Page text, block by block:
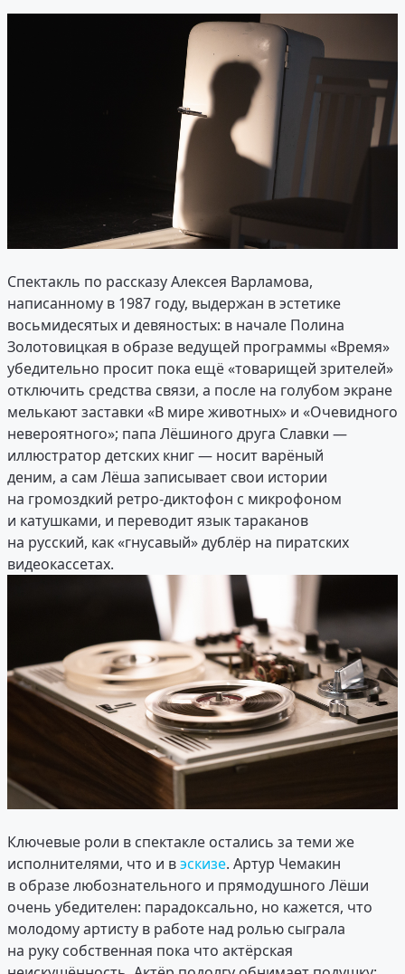
Спектакль по рассказу Алексея Варламова,
написанному в 1987 году, выдержан в эстетике
восьмидесятых и девяностых: в начале Полина
Золотовицкая в образе ведущей программы «Время»
убедительно просит пока ещё «товарищей зрителей»
отключить средства связи, а после на голубом экране
мелькают заставки «В мире животных» и «Очевидного
невероятного»; папа Лёшиного друга Славки —
иллюстратор детских книг — носит варёный
деним, а сам Лёша записывает свои истории
на громоздкий ретро-диктофон с микрофоном
и катушками, и переводит язык тараканов
на русский, как «гнусавый» дублёр на пиратских
видеокассетах.
Ключевые роли в спектакле остались за теми же
исполнителями, что и вэскизе. Артур Чемакин
в образе любознательного и прямодушного Лёши
очень убедителен: парадоксально, но кажется, что
молодому артисту в работе над ролью сыграла
на руку собственная пока что актёрская